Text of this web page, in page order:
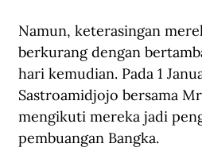
Namun, keterasingan
berkurang dengan
hari kemudian. Pada 1
Sastroamidjojo bersama
mengikuti mereka jadi
pembuangan Bangka.